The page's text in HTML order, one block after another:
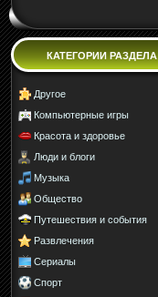
КАТЕГОРИИ РАЗДЕЛА
Другое
Компьютерные игры
Красота и здоровье
Люди и блоги
Музыка
Общество
Путешествия и события
Развлечения
Сериалы
Спорт